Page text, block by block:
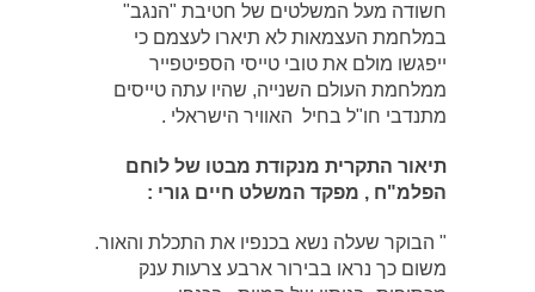
חשודה מעל המשלטים של חטיבת "הנגב"
במלחמת העצמאות לא תיארו לעצמם כי
ייפגשו מולם את טובי טייסי הספיטפייר
ממלחמת העולם השנייה, שהיו עתה טייסים
מתנדבי חו"ל בחיל האוויר הישראלי .
תיאור התקרית מנקודת מבטו של לוחם
הפלמ"ח , מפקד המשלט חיים גורי :
" הבוקר שעלה נשא בכנפיו את התכלת והאור.
משום כך נראו בבירור ארבע צרעות ענק